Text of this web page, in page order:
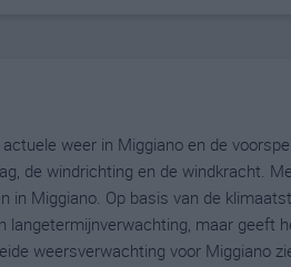
weer in Miggiano en de
de windrichting en de windkracht.
in Miggiano. Op basis van de
maar geeft
weersverwachting voor Miggiano